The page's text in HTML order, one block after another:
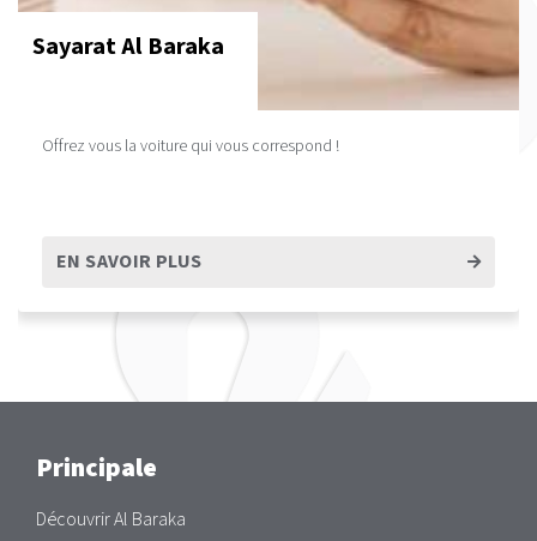
Sayarat Al Baraka
Offrez vous la voiture qui vous correspond !
EN SAVOIR PLUS
Main
Principale
Découvrir Al Baraka